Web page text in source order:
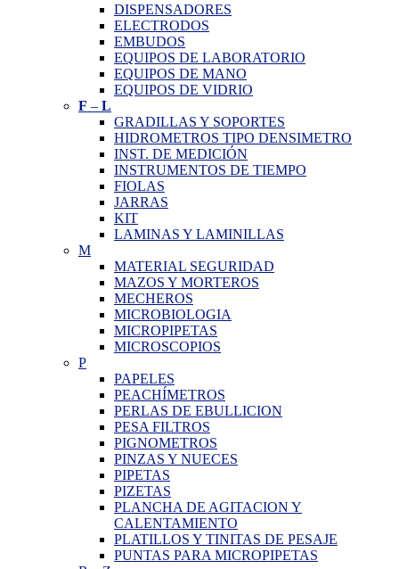
DISPENSADORES
ELECTRODOS
EMBUDOS
EQUIPOS DE LABORATORIO
EQUIPOS DE MANO
EQUIPOS DE VIDRIO
F – L
GRADILLAS Y SOPORTES
HIDROMETROS TIPO DENSIMETRO
INST. DE MEDICIÓN
INSTRUMENTOS DE TIEMPO
FIOLAS
JARRAS
KIT
LAMINAS Y LAMINILLAS
M
MATERIAL SEGURIDAD
MAZOS Y MORTEROS
MECHEROS
MICROBIOLOGIA
MICROPIPETAS
MICROSCOPIOS
P
PAPELES
PEACHÍMETROS
PERLAS DE EBULLICION
PESA FILTROS
PIGNOMETROS
PINZAS Y NUECES
PIPETAS
PIZETAS
PLANCHA DE AGITACION Y
CALENTAMIENTO
PLATILLOS Y TINITAS DE PESAJE
PUNTAS PARA MICROPIPETAS